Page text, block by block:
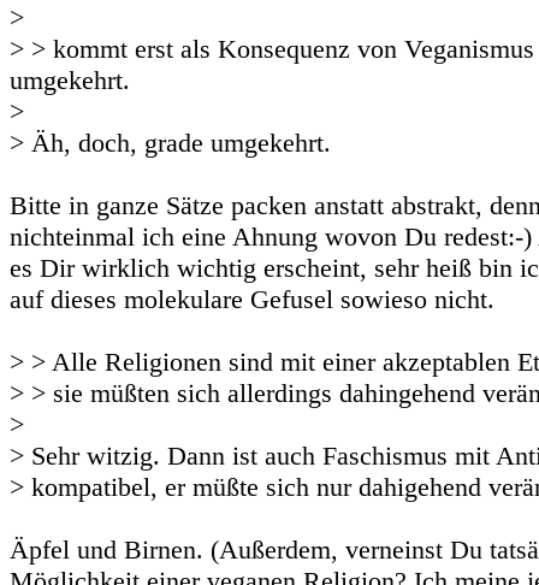
>
> > kommt erst als Konsequenz von
umgekehrt.
>
> Äh, doch, grade umgekehrt.
Bitte in ganze Sätze packen anstatt abstrakt,
nichteinmal ich eine Ahnung wovon Du redest:-
es Dir wirklich wichtig erscheint, sehr heiß bin
auf dieses molekulare Gefusel sowieso nicht.
> > Alle Religionen sind mit einer akzeptablen
> > sie müßten sich allerdings dahingehend
>
> Sehr witzig. Dann ist auch Faschismus mit
> kompatibel, er müßte sich nur dahigehend
Äpfel und Birnen. (Außerdem, verneinst Du